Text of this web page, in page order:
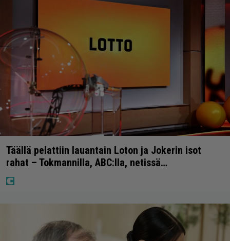
Täällä pelattiin lauantain Loton ja Jokerin isot
rahat – Tokmannilla, ABC:lla, netissä…